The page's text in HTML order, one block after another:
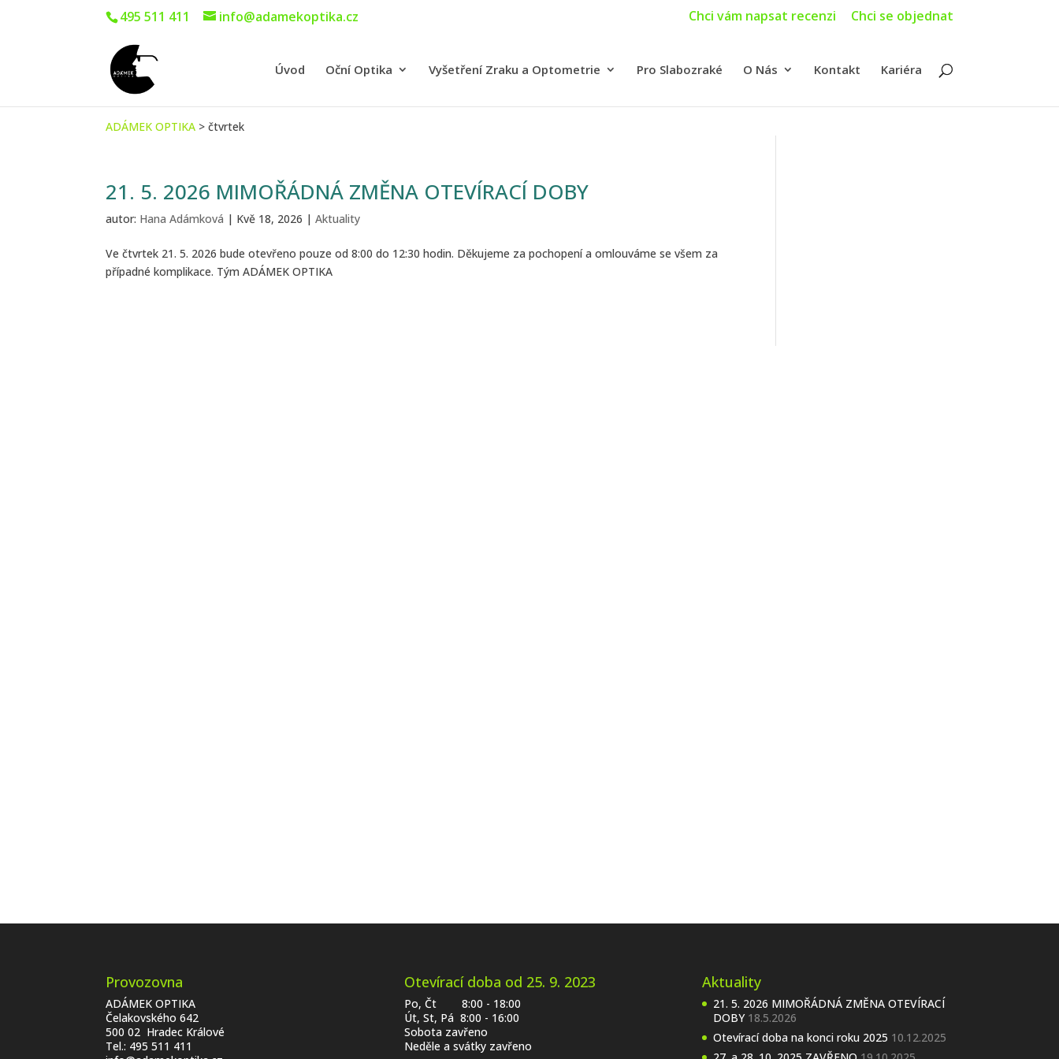
495 511 411 info@adamekoptika.cz Chci vám napsat recenzi Chci se objednat
Úvod Oční Optika Vyšetření Zraku a Optometrie Pro Slabozraké O Nás Kontakt Kariéra
ADÁMEK OPTIKA >čtvrtek
21. 5. 2026 MIMOŘÁDNÁ ZMĚNA OTEVÍRACÍ DOBY
autor: Hana Adámková | Kvě 18, 2026 |Aktuality
Ve čtvrtek 21. 5. 2026 bude otevřeno pouze od 8:00 do 12:30 hodin. Děkujeme za pochopení a omlouváme se všem za
případné komplikace. Tým ADÁMEK OPTIKA
Provozovna
ADÁMEK OPTIKA
Čelakovského 642
500 02 Hradec Králové
Tel.: 495 511 411
Otevírací doba od 25. 9. 2023
Po, Čt 8:00 - 18:00
Út, St, Pá 8:00 - 16:00
Sobota zavřeno
Neděle a svátky zavřeno
Aktuality
21. 5. 2026 MIMOŘÁDNÁ ZMĚNA OTEVÍRACÍ
DOBY 18.5.2026
Otevírací doba na konci roku 2025 10.12.2025